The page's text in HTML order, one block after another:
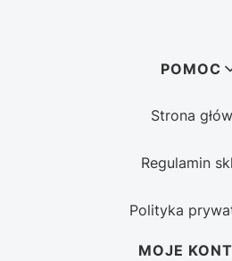
POMOC
Strona
Regulamin
Polityka
MOJE